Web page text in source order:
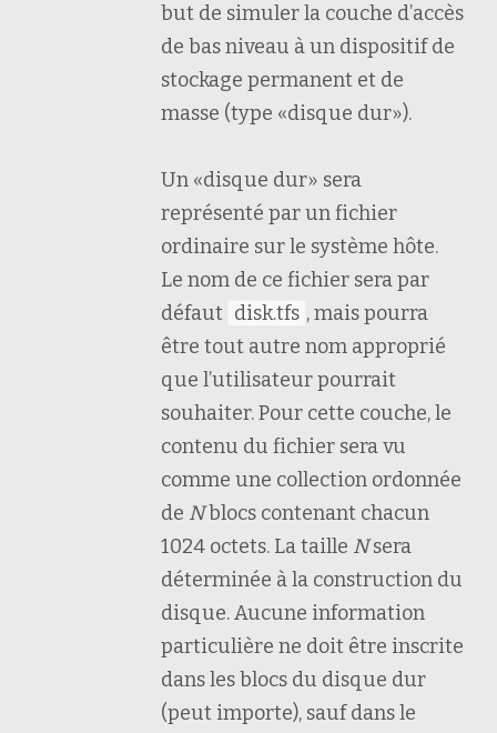
but de simuler la couche d’accès
de bas niveau à un dispositif de
stockage permanent et de
masse (type «disque dur»).
Un «disque dur» sera
représenté par un fichier
ordinaire sur le système hôte.
Le nom de ce fichier sera par
défaut disk.tfs , mais pourra
être tout autre nom approprié
que l’utilisateur pourrait
souhaiter. Pour cette couche, le
contenu du fichier sera vu
comme une collection ordonnée
de Nblocs contenant chacun
1024 octets. La taille Nsera
déterminée à la construction du
disque. Aucune information
particulière ne doit être inscrite
dans les blocs du disque dur
(peut importe), sauf dans le